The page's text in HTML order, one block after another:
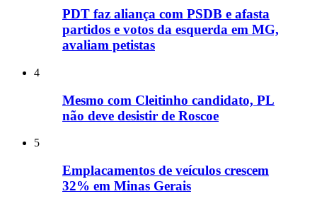
PDT faz aliança com PSDB e afasta
partidos e votos da esquerda em MG,
avaliam petistas
4
Mesmo com Cleitinho candidato, PL
não deve desistir de Roscoe
5
Emplacamentos de veículos crescem
32% em Minas Gerais